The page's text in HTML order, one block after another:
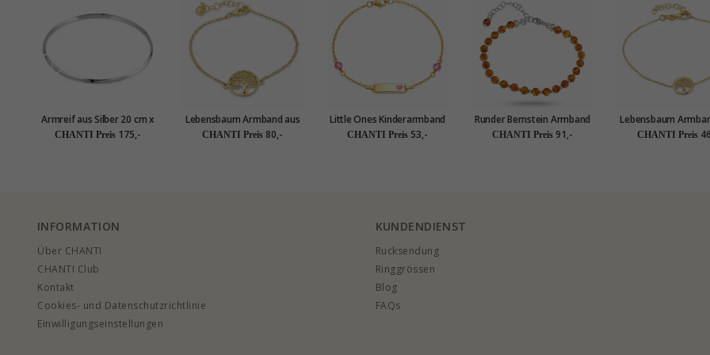
Armreif aus Silber 20 cm x
4,0 mm
CHANTI Preis 175,-
Lebensbaum Armband aus
vergoldetem Sterlingsilber
CHANTI Preis 80,-
Little Ones Kinderarmband
aus vergoldetem
CHANTI Preis 53,-
Runder Bernstein Armband
aus Silber
CHANTI Preis 91,-
Lebensbaum
vergoldetem
CHANTI Preis
INFORMATION
Über CHANTI
CHANTI Club
Kontakt
Cookies- und Datenschutzrichtlinie
Einwilligungseinstellungen
KUNDENDIENST
Rucksendung
Ringgrössen
Blog
FAQs